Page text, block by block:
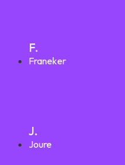
F.
Franeker
J.
Joure